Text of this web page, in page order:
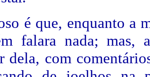
é que, enquanto a
falara nada; mas,
dela, com